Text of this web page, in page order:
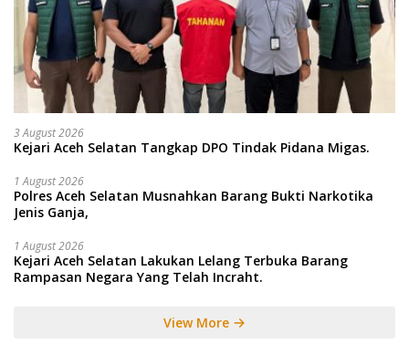
3 August 2026
Kejari Aceh Selatan Tangkap DPO Tindak Pidana Migas.
1 August 2026
Polres Aceh Selatan Musnahkan Barang Bukti Narkotika
Jenis Ganja,
1 August 2026
Kejari Aceh Selatan Lakukan Lelang Terbuka Barang
Rampasan Negara Yang Telah Incraht.
View More